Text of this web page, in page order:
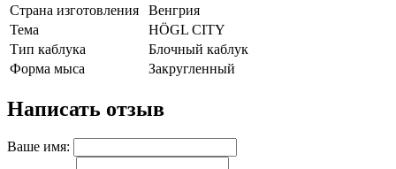
Страна изготовления
Венгрия
Тема
HÖGL CITY
Тип каблука
Блочный каблук
Форма мыса
Закругленный
Написать отзыв
Ваше имя: